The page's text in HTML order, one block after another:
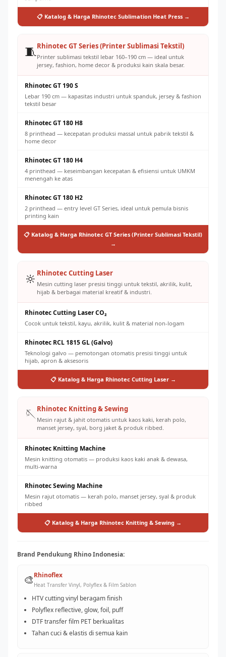
📋 Katalog & Harga Rhinotec Sublimation Heat Press →
🧵Rhinotec GT Series (Printer Sublimasi Tekstil)
Printer sublimasi tekstil lebar 160–190 cm — ideal untuk
jersey, fashion, home decor & produksi kain skala besar.
Rhinotec GT 190 S
Lebar 190 cm — kapasitas industri untuk spanduk, jersey & fashion
tekstil besar
Rhinotec GT 180 H8
8 printhead — kecepatan produksi massal untuk pabrik tekstil &
home decor
Rhinotec GT 180 H4
4 printhead — keseimbangan kecepatan & efisiensi untuk UMKM
menengah ke atas
Rhinotec GT 180 H2
2 printhead — entry level GT Series, ideal untuk pemula bisnis
printing kain
📋 Katalog & Harga Rhinotec GT Series (Printer Sublimasi Tekstil)
→
🔆 Rhinotec Cutting Laser
Mesin cutting laser presisi tinggi untuk tekstil, akrilik, kulit,
hijab & berbagai material kreatif & industri.
Rhinotec Cutting Laser CO₂
Cocok untuk tekstil, kayu, akrilik, kulit & material non-logam
Rhinotec RCL 1815 GL (Galvo)
Teknologi galvo — pemotongan otomatis presisi tinggi untuk
hijab, apron & aksesoris
📋 Katalog & Harga Rhinotec Cutting Laser →
🪡Rhinotec Knitting & Sewing
Mesin rajut & jahit otomatis untuk kaos kaki, kerah polo,
manset jersey, syal, borg jaket & produk ribbed.
Rhinotec Knitting Machine
Mesin knitting otomatis — produksi kaos kaki anak & dewasa,
multi-warna
Rhinotec Sewing Machine
Mesin rajut otomatis — kerah polo, manset jersey, syal & produk
ribbed
📋 Katalog & Harga Rhinotec Knitting & Sewing →
Brand Pendukung Rhino Indonesia:
🎨Rhinoflex
Heat Transfer Vinyl, Polyflex & Film Sablon
HTV cutting vinyl beragam finish
Polyflex reflective, glow, foil, puff
DTF transfer film PET berkualitas
Tahan cuci & elastis di semua kain